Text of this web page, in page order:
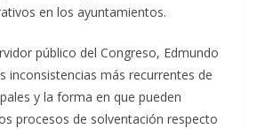
en los ayuntamientos.
público del Congreso, Edmundo
inconsistencias más recurrentes de
y la forma en que pueden
procesos de solventación respecto